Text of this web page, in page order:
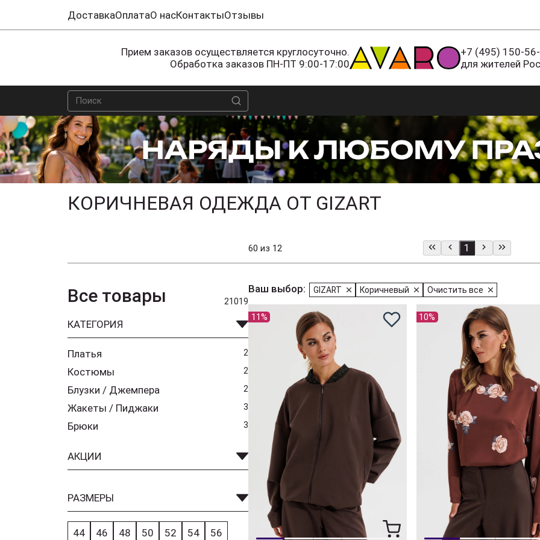
ДоставкаОплатаО насКонтактыОтзывы
Прием заказов осуществляется круглосуточно.
Обработка заказов ПН-ПТ 9:00-17:00
+7 (495) 150-
для жителей
КОРИЧНЕВАЯ ОДЕЖДА ОТ GIZART
60 из 12 1
Все товары 21019
КАТЕГОРИЯ
Платья 2
Костюмы 2
Блузки / Джемпера 2
Жакеты / Пиджаки 3
Брюки 3
АКЦИИ
РАЗМЕРЫ
44 46 48 50 52 54 56
Ваш выбор: GIZART Коричневый Очистить все
11% 10%